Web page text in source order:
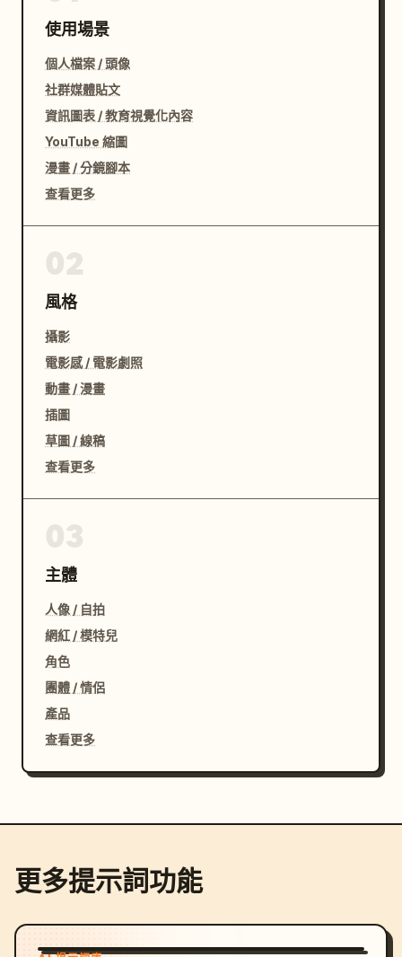
使用場景
個人檔案 / 頭像
社群媒體貼文
資訊圖表 / 教育視覺化內容
YouTube 縮圖
漫畫 / 分鏡腳本
查看更多
風格
攝影
電影感 / 電影劇照
動畫 / 漫畫
插圖
草圖 / 線稿
查看更多
主體
人像 / 自拍
網紅 / 模特兒
角色
團體 / 情侶
產品
查看更多
更多提示詞功能